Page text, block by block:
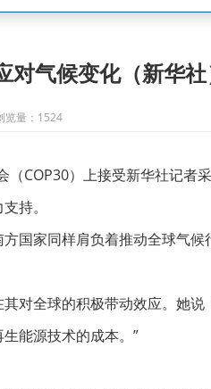
气候变化（新华社
览量：1524
COP30）上接受新华社记者
持。
国家同样肩负着推动全球气
对全球的积极带动效应。她说
能源技术的成本。”